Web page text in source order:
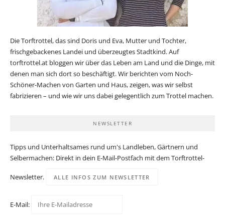
Die Torftrottel, das sind Doris und Eva, Mutter und Tochter,
frischgebackenes Landei und überzeugtes Stadtkind. Auf
torftrottel.at bloggen wir über das Leben am Land und die Dinge, mit
denen man sich dort so beschäftigt. Wir berichten vom Noch-
Schöner-Machen von Garten und Haus, zeigen, was wir selbst
fabrizieren – und wie wir uns dabei gelegentlich zum Trottel machen.
NEWSLETTER
Tipps und Unterhaltsames rund um's Landleben, Gärtnern und
Selbermachen: Direkt in dein E-Mail-Postfach mit dem Torftrottel-
Newsletter. ALLE INFOS ZUM NEWSLETTER
E-Mail: